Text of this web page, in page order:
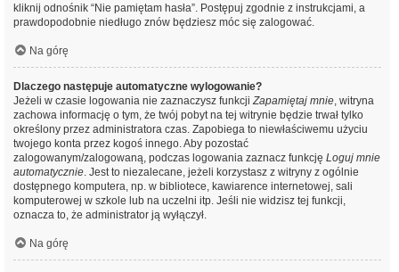
kliknij odnośnik “Nie pamiętam hasła”. Postępuj zgodnie z instrukcjami, a
prawdopodobnie niedługo znów będziesz móc się zalogować.
Na górę
Dlaczego następuje automatyczne wylogowanie?
Jeżeli w czasie logowania nie zaznaczysz funkcjiZapamiętaj mnie, witryna
zachowa informację o tym, że twój pobyt na tej witrynie będzie trwał tylko
określony przez administratora czas. Zapobiega to niewłaściwemu użyciu
twojego konta przez kogoś innego. Aby pozostać
zalogowanym/zalogowaną, podczas logowania zaznacz funkcję Loguj mnie
automatycznie. Jest to niezalecane, jeżeli korzystasz z witryny z ogólnie
dostępnego komputera, np. w bibliotece, kawiarence internetowej, sali
komputerowej w szkole lub na uczelni itp. Jeśli nie widzisz tej funkcji,
oznacza to, że administrator ją wyłączył.
Na górę